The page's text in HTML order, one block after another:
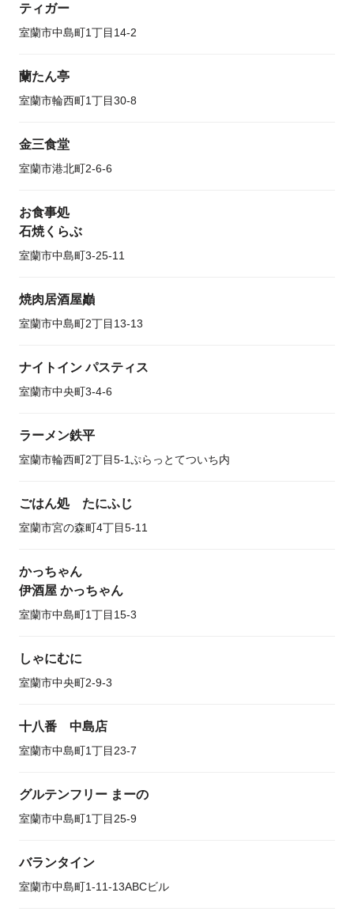
ティガー
室蘭市中島町1丁目14-2
蘭たん亭
室蘭市輪西町1丁目30-8
金三食堂
室蘭市港北町2-6-6
お食事処
石焼くらぶ
室蘭市中島町3-25-11
焼肉居酒屋巓
室蘭市中島町2丁目13-13
ナイトイン パスティス
室蘭市中央町3-4-6
ラーメン鉄平
室蘭市輪西町2丁目5-1ぷらっとてついち内
ごはん処 たにふじ
室蘭市宮の森町4丁目5-11
かっちゃん
伊酒屋 かっちゃん
室蘭市中島町1丁目15-3
しゃにむに
室蘭市中央町2-9-3
十八番 中島店
室蘭市中島町1丁目23-7
グルテンフリー まーの
室蘭市中島町1丁目25-9
バランタイン
室蘭市中島町1-11-13ABCビル